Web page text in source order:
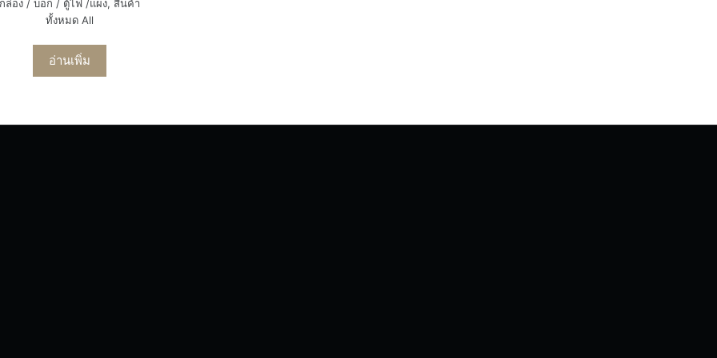
กล่อง / บ็อก / ตู้ไฟ /แผง, สินค้า
ทั้งหมด All
อ่านเพิ่ม